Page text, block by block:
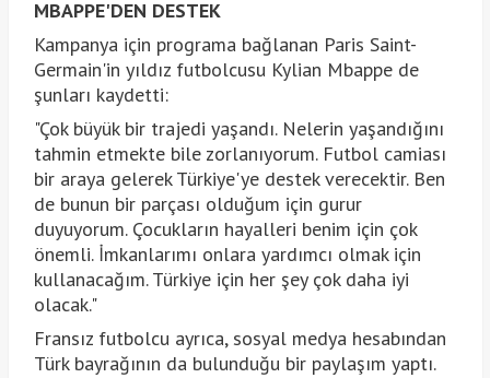
MBAPPE'DEN DESTEK
Kampanya için programa bağlanan Paris Saint-
Germain'in yıldız futbolcusu Kylian Mbappe de
şunları kaydetti:
"Çok büyük bir trajedi yaşandı. Nelerin yaşandığını
tahmin etmekte bile zorlanıyorum. Futbol camiası
bir araya gelerek Türkiye'ye destek verecektir. Ben
de bunun bir parçası olduğum için gurur
duyuyorum. Çocukların hayalleri benim için çok
önemli. İmkanlarımı onlara yardımcı olmak için
kullanacağım. Türkiye için her şey çok daha iyi
olacak."
Fransız futbolcu ayrıca, sosyal medya hesabından
Türk bayrağının da bulunduğu bir paylaşım yaptı.